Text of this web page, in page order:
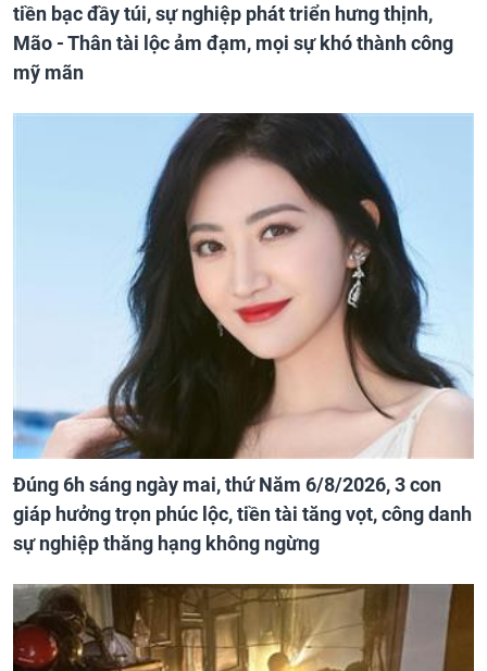
tiền bạc đầy túi, sự nghiệp phát triển hưng thịnh,
Mão - Thân tài lộc ảm đạm, mọi sự khó thành công
mỹ mãn
Đúng 6h sáng ngày mai, thứ Năm 6/8/2026, 3 con
giáp hưởng trọn phúc lộc, tiền tài tăng vọt, công danh
sự nghiệp thăng hạng không ngừng